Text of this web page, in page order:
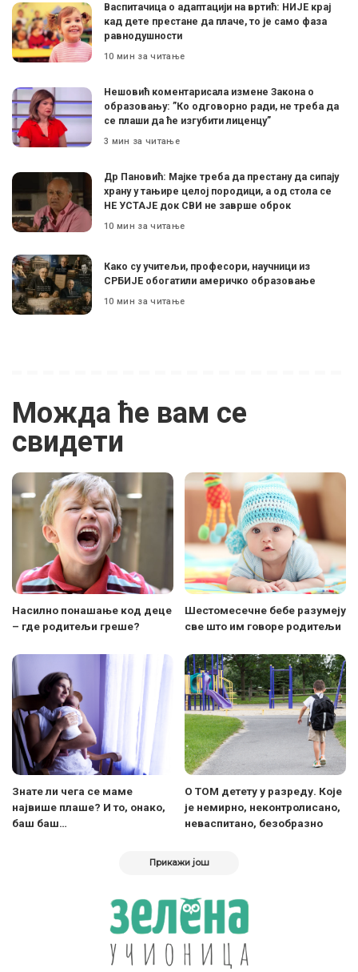
Васпитачица о адаптацији на вртић: НИЈЕ крај
кад дете престане да плаче, то је само фаза
равнодушности
10 мин за читање
Нешовић коментарисала измене Закона о
образовању: ”Ко одговорно ради, не треба да
се плаши да ће изгубити лиценцу”
3 мин за читање
Др Пановић: Мајке треба да престану да сипају
храну у тањире целој породици, а од стола се
НЕ УСТАЈЕ док СВИ не заврше оброк
10 мин за читање
Како су учитељи, професори, научници из
СРБИЈЕ обогатили америчко образовање
10 мин за читање
Можда ће вам се
свидети
Насилно понашање код деце
– где родитељи греше?
Шестомесечне бебе разумеју
све што им говоре родитељи
Знате ли чега се маме
највише плаше? И то, онако,
баш баш…
О ТОМ детету у разреду. Које
је немирно, неконтролисано,
неваспитано, безобразно
Прикажи још